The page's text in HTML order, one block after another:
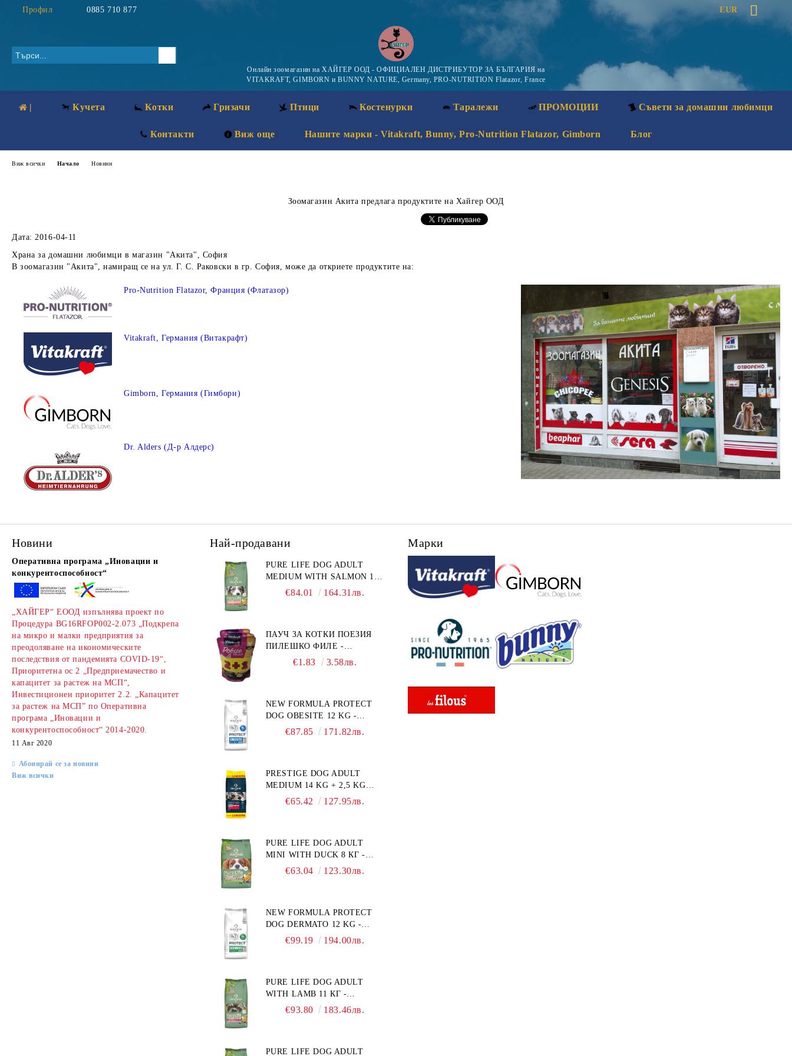
Профил 0885 710 877 EUR
Онлайн зоомагазин на ХАЙГЕР ООД - ОФИЦИАЛЕН ДИСТРИБУТОР ЗА БЪЛГАРИЯ на
VITAKRAFT, GIMBORN и BUNNY NATURE, Germany, PRO-NUTRITION Flatazor, France
| Кучета Котки Гризачи Птици Костенурки Таралежи ПРОМОЦИИ Съвети за домашни любимци
Контакти Виж още Нашите марки - Vitakraft, Bunny, Pro-Nutrition Flatazor, Gimborn Блог
Виж всички Начало Новини
Зоомагазин Акита предлага продуктите на Хайгер ООД
Дата: 2016-04-11
Храна за домашни любимци в магазин "Акита", София
В зоомагазин "Акита", намиращ се на ул. Г. С. Раковски в гр. София, може да откриете продуктите на:
Pro-Nutrition Flatazor, Франция (Флатазор)
Vitakraft, Германия (Витакрафт)
Gimborn, Германия (Гимборн)
Dr. Alders (Д-р Алдерс)
Новини
Оперативна програма „Иновации и
конкурентоспособност“
„ХАЙГЕР“ ЕООД изпълнява проект по
Процедура BG16RFOP002-2.073 „Подкрепа
на микро и малки предприятия за
преодоляване на икономическите
последствия от пандемията COVID-19“,
Приоритетна ос 2 „Предприемачество и
капацитет за растеж на МСП“,
Инвестиционен приоритет 2.2. „Капацитет
за растеж на МСП” по Оперативна
програма „Иновации и
конкурентоспособност“ 2014-2020.
11 Авг 2020
Абонирай се за новини
Виж всички
Най-продавани
PURE LIFE DOG ADULT
MEDIUM WITH SALMON 12
КГ - ПЪЛНОЦЕННА ХРАНА
ОТ 10 – 25 КГ, СЪС СЬОМГА.
БЕЗ ЗЪРНО, БЕЗ ГЛУТЕН.
ПРОИЗВЕДЕНА ВЪВ
€84.01 164.31лв.
ПАУЧ ЗА КОТКИ ПОЕЗИЯ
ПИЛЕШКО ФИЛЕ -
ПРОМОКОМПЛЕКТ 3 БР.
€1.83 3.58лв.
NEW FORMULA PROTECT
DOG OBESITE 12 KG -
ПЪЛНОЦЕННА ДИЕТИЧНА
ПОТРЕБНОСТИ:
"НАМАЛЯВАНЕ НА
НАДНОРМЕНО ТЕГЛО".
€87.85 171.82лв.
PRESTIGE DOG ADULT
MEDIUM 14 KG + 2,5 KG
ГРАТИС - ПЪЛНОЦЕННА
ВЪВ ФРАНЦИЯ.
€65.42 127.95лв.
PURE LIFE DOG ADULT
MINI WITH DUCK 8 КГ -
ПЪЛНОЦЕННА ХРАНА ЗА
С ТЕГЛО ПОД 10 КГ, С
ПАТИЦА. БЕЗ ЗЪРНО, БЕЗ
ГЛУТЕН. ПРОИЗВЕДЕНА
€63.04 123.30лв.
NEW FORMULA PROTECT
DOG DERMATO 12 KG -
ПЪЛНОЦЕННА ДИЕТИЧНА
ПОТРЕБНОСТИ -
"ПОДПОМАГАНЕ НА
КОЖНАТА ФУНКЦИЯ ПРИ
НА НЕПОНОСИМОСТТА
€99.19 194.00лв.
PURE LIFE DOG ADULT
WITH LAMB 11 КГ -
ПЪЛНОЦЕННА ХРАНА ЗА
ПОДХОДЯЩА ЗА КУЧЕТА
€93.80 183.46лв.
PURE LIFE DOG ADULT
Марки